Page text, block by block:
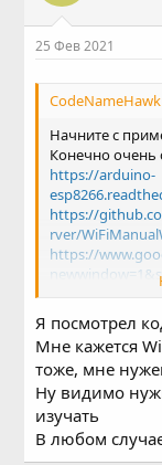
25 Фев 2021
Начните с
Конечно очень
https://arduino-
https://
rver/
https://
AYgaUC-
Я посмотрел
Мне кажется
тоже, мне
Ну видимо
изучать
В любом